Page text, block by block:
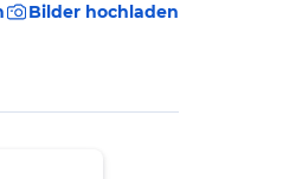
Bilder hochladen